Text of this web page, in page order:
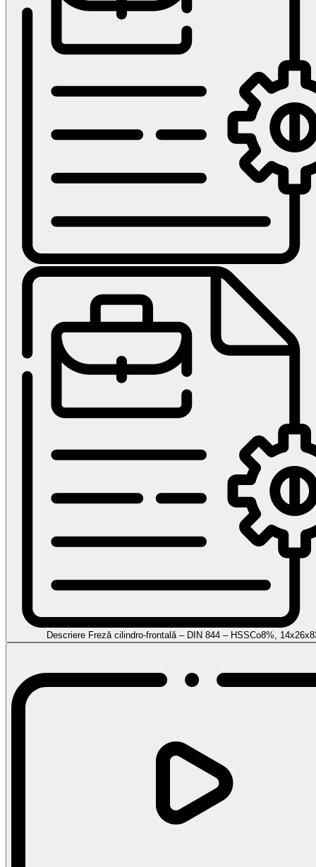
Descriere Freză cilindro-frontală – DIN 844 – HSSCo8%,